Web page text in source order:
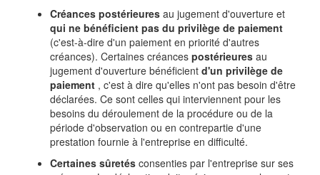
Créances postérieures au jugement d'ouverture et
qui ne bénéficient pas du privilège de paiement
(c'est-à-dire d'un paiement en priorité d'autres
créances). Certaines créances postérieures au
jugement d'ouverture bénéficient d'un privilège de
paiement , c'est à dire qu'elles n'ont pas besoin d'être
déclarées. Ce sont celles qui interviennent pour les
besoins du déroulement de la procédure ou de la
période d'observation ou en contrepartie d'une
prestation fournie à l'entreprise en difficulté.
Certaines sûretés consenties par l'entreprise sur ses